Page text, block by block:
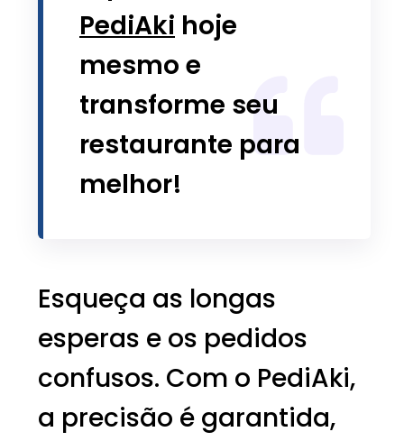
PediAki hoje
mesmo e
transforme seu
restaurante para
melhor!
Esqueça as longas
esperas e os pedidos
confusos. Com o PediAki,
a precisão é garantida,